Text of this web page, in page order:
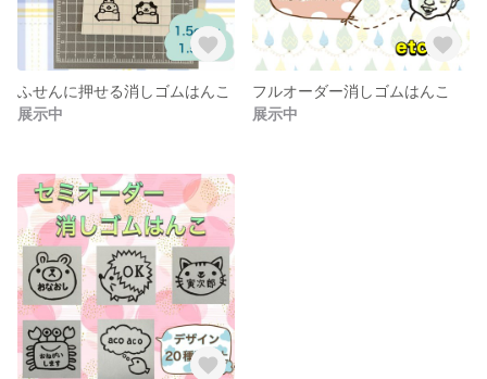
ふせんに押せる消しゴムはんこ
展示中
フルオーダー消しゴムはんこ
展示中